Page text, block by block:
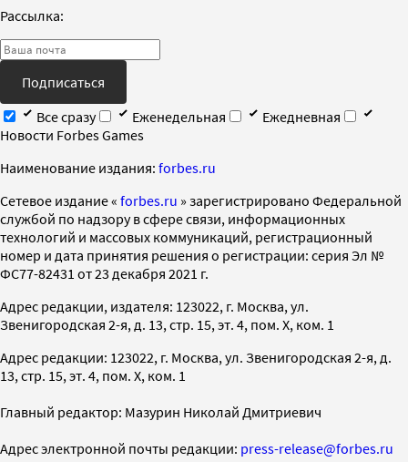
Рассылка:
Подписаться
Все сразу
Еженедельная
Ежедневная
Новости Forbes Games
Наименование издания: forbes.ru
Cетевое издание « forbes.ru » зарегистрировано Федеральной
службой по надзору в сфере связи, информационных
технологий и массовых коммуникаций, регистрационный
номер и дата принятия решения о регистрации: серия Эл №
ФС77-82431 от 23 декабря 2021 г.
Адрес редакции, издателя: 123022, г. Москва, ул.
Звенигородская 2-я, д. 13, стр. 15, эт. 4, пом. X, ком. 1
Адрес редакции: 123022, г. Москва, ул. Звенигородская 2-я, д.
13, стр. 15, эт. 4, пом. X, ком. 1
Главный редактор: Мазурин Николай Дмитриевич
Адрес электронной почты редакции: press-release@forbes.ru